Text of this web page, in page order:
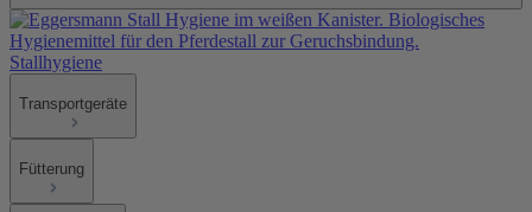
Stallhygiene
Transportgeräte
Fütterung